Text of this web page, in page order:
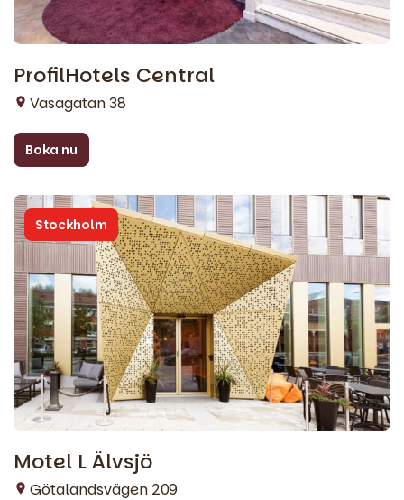
ProfilHotels Central
Vasagatan 38
Boka nu
Stockholm
Motel L Älvsjö
Götalandsvägen 209